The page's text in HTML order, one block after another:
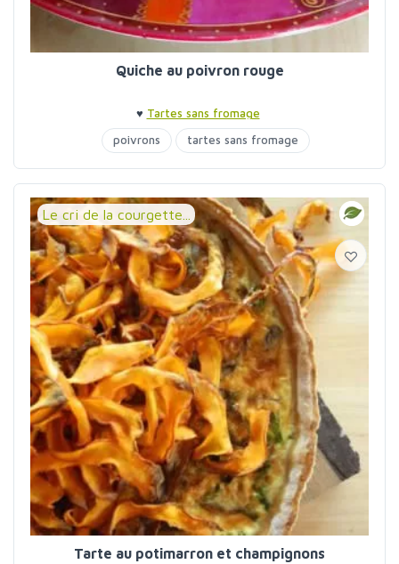
Quiche au poivron rouge
♥ Tartes sans fromage
poivrons
tartes sans fromage
Le cri de la courgette...
Tarte au potimarron et champignons